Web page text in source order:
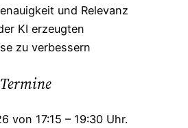
und Relevanz
KI erzeugten
zu verbessern
von 17:15 – 19:30 Uhr.